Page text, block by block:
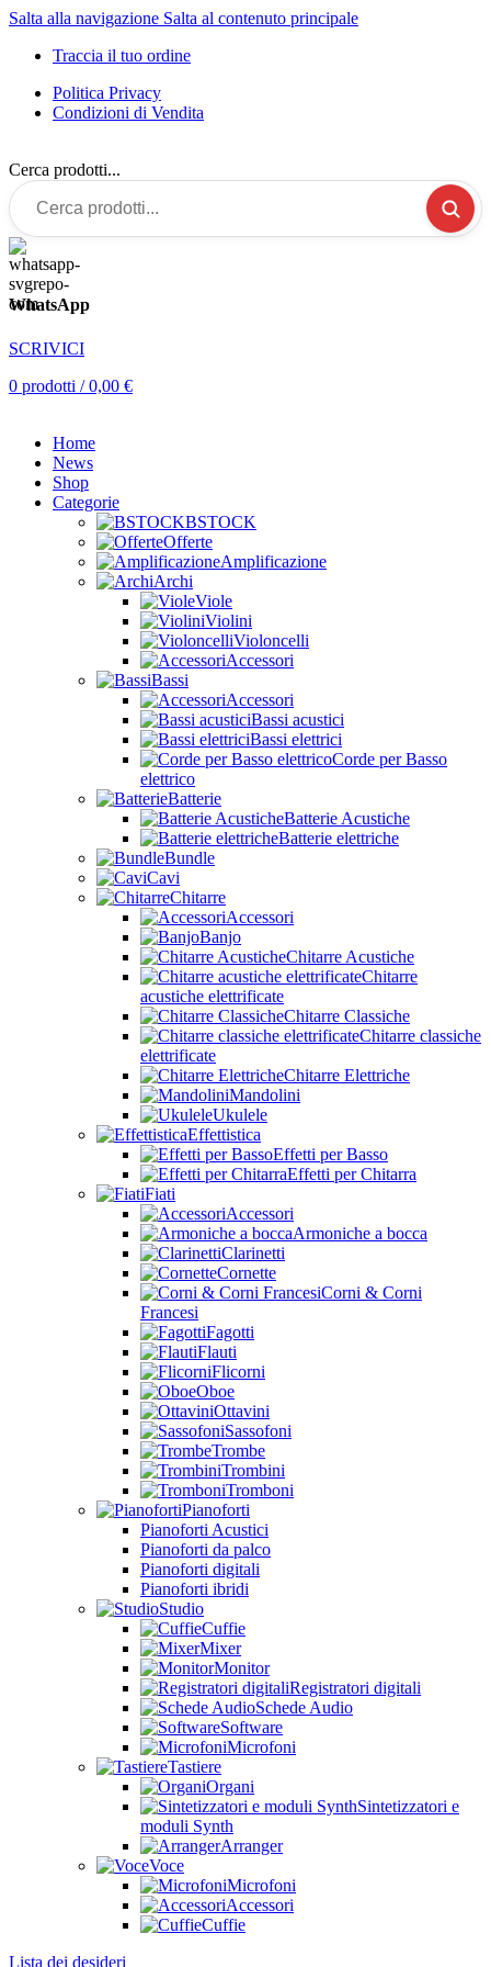
Salta alla navigazione Salta al contenuto principale
Traccia il tuo ordine
Politica Privacy
Condizioni di Vendita
Cerca prodotti...
WhatsApp
SCRIVICI
0 prodotti / 0,00 €
Home
News
Shop
Categorie
BSTOCK
Offerte
Amplificazione
Archi
Viole
Violini
Violoncelli
Accessori
Bassi
Accessori
Bassi acustici
Bassi elettrici
Corde per Basso
elettrico
Batterie
Batterie Acustiche
Batterie elettriche
Bundle
Cavi
Chitarre
Accessori
Banjo
Chitarre Acustiche
Chitarre
acustiche elettrificate
Chitarre Classiche
Chitarre classiche
elettrificate
Chitarre Elettriche
Mandolini
Ukulele
Effettistica
Effetti per Basso
Effetti per Chitarra
Fiati
Accessori
Armoniche a bocca
Clarinetti
Cornette
Corni & Corni
Francesi
Fagotti
Flauti
Flicorni
Oboe
Ottavini
Sassofoni
Trombe
Trombini
Tromboni
Pianoforti
Pianoforti Acustici
Pianoforti da palco
Pianoforti digitali
Pianoforti ibridi
Studio
Cuffie
Mixer
Monitor
Registratori digitali
Schede Audio
Software
Microfoni
Tastiere
Organi
Sintetizzatori e
moduli Synth
Arranger
Voce
Microfoni
Accessori
Cuffie
Lista dei desideri